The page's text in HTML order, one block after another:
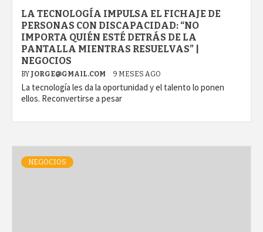
LA TECNOLOGÍA IMPULSA EL FICHAJE DE
PERSONAS CON DISCAPACIDAD: “NO
IMPORTA QUIÉN ESTÉ DETRÁS DE LA
PANTALLA MIENTRAS RESUELVAS” |
NEGOCIOS
BY JORGE@GMAIL.COM 9 MESES AGO
La tecnología les da la oportunidad y el talento lo ponen
ellos. Reconvertirse a pesar
NEGOCIOS